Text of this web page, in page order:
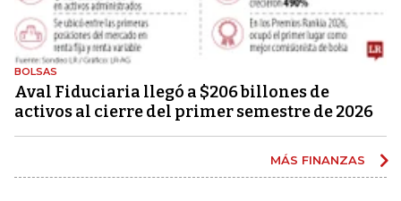
BOLSAS
Aval Fiduciaria llegó a $206 billones de
activos al cierre del primer semestre de 2026
MÁS FINANZAS